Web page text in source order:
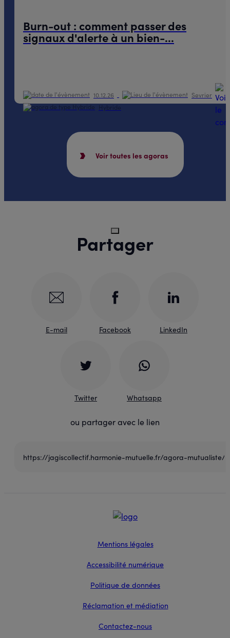
Voir toutes les agoras
Burn-out : comment passer des
signaux d'alerte à un bien-...
10.12.26
Sevrier
Hybride
Partager
E-mail Facebook LinkedIn
Twitter Whatsapp
ou partager avec le lien
Mentions légales
Accessibilité numérique
Politique de données
Réclamation et médiation
Contactez-nous